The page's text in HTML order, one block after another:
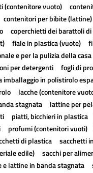
(contenitore vuoto)
contenitori per bibite (lattine)
coperchietti dei barattoli
fiale in plastica (vuote)
e per la pulizia della casa
per detergenti
fogli di
imballaggio in polistirolo
lacche (contenitore
stagnata lattine per
piatti, bicchieri in plastica
profumi (contenitori vuoti)
di plastica sacchetti
edile)
sacchi per
e lattine in banda stagnata